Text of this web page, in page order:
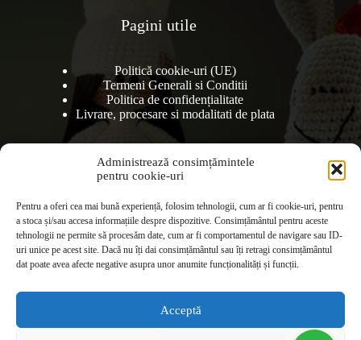
Administrează consimțămintele
pentru cookie-uri
Pentru a oferi cea mai bună experiență, folosim tehnologii, cum ar fi cookie-uri, pentru
a stoca și/sau accesa informațiile despre dispozitive. Consimțământul pentru aceste
tehnologii ne permite să procesăm date, cum ar fi comportamentul de navigare sau ID-
uri unice pe acest site. Dacă nu îți dai consimțământul sau îți retragi consimțământul
dat poate avea afecte negative asupra unor anumite funcționalități și funcții.
Acceptă
Pagini utile
Politică cookie-uri (UE)
Termeni Generali si Conditii
Politica de confidențialitate
Livrare, procesare si modalitati de plata